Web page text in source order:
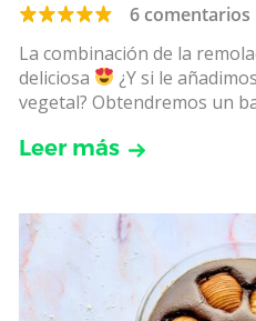
6 comentarios
La combinación de la
deliciosa
¿Y si le
vegetal? Obtendremos un
Leer más